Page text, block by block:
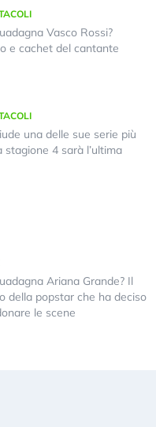
Vasco Rossi?
e cachet del cantante
una delle sue serie più
stagione 4 sarà l’ultima
Ariana Grande? Il
della popstar che ha deciso
le scene